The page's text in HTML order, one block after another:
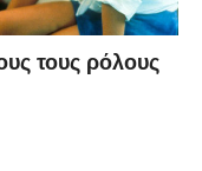
τους ρόλους